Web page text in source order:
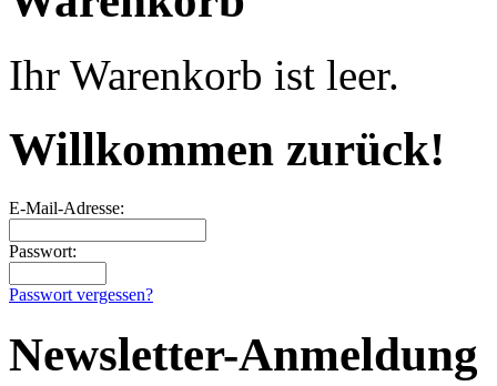
Ihr Warenkorb ist leer.
Willkommen zurück!
E-Mail-Adresse:
Passwort:
Passwort vergessen?
Newsletter-Anmeldung